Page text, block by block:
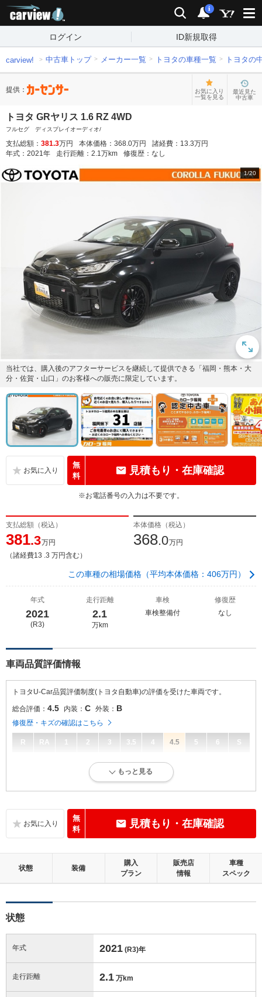
検索 通知
i
ログイン ID新規取得
carview! 中古車トップ メーカー一覧 トヨタの車種一覧 トヨタの
提供：
お気に入り
一覧を見る
最近見た
中古車
トヨタ GRヤリス 1.6 RZ 4WD
フルセグ ディスプレイオーディオ/
支払総額： 381.3万円 本体価格： 368.0万円 諸経費： 13.3万円
年式： 2021年 走行距離： 2.1万km 修復歴： なし
1/20
当社では、購入後のアフターサービスを継続して提供できる「福岡・熊本・大
分・佐賀・山口」のお客様への販売に限定しています。
無
料
見積もり・在庫確認
※お電話番号の入力は不要です。
支払総額（税込）
381.3万円
（諸経費13 .3 万円含む）
本体価格（税込）
368.0万円
この車種の相場価格（平均本体価格：406万円）
年式
2021
(R3)
走行距離
2.1
万km
車検
車検整備付
修復歴
なし
車両品質評価情報
トヨタU-Car品質評価制度(トヨタ自動車)の評価を受けた車両です。
総合評価： 4.5 内装： C 外装： B
修復歴・キズの確認はこちら
R RA 1 2 3 3.5 4 4.5 5 6 S
走行距離が10万キロ以内で、きれいな状態です。
標準的に使用されていて、気になる使用感やいたみが若干あります。
とんどない良好な状態です。
もっと見る
無
料
見積もり・在庫確認
状態 装備
購入
プラン
販売店
情報
車種
スペック
状態
年式 2021 (R3)年
走行距離 2.1 万km